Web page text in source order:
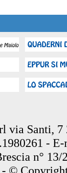
via Santi, 7
-
n°
©